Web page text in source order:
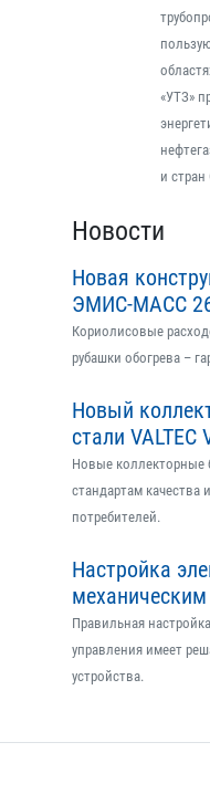
«УТЗ»
и стран
Новости
Новая
ЭМИС-МАСС
Кориолисовые
рубашки обогрева –
Новый
стали VALTEC
Новые коллекторные
стандартам качества
потребителей.
Настройка
Правильная
управления имеет
устройства.